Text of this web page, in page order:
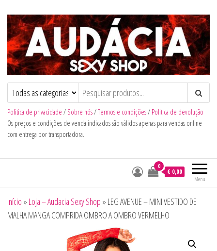
Audacia Sexy Shop
Politica de privacidade / Sobre nós/Termos e condições/ Politica de devolução
Os preços e condições de venda indicados são válidos apenas para vendas online
com entrega por transportadora.
Menu
0
€ 0,00
Início » Loja – Audacia Sexy Shop » LEG AVENUE – MINI VESTIDO DE
MALHA MANGA COMPRIDA OMBRO A OMBRO VERMELHO